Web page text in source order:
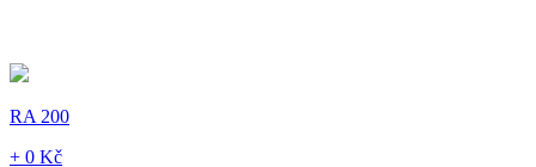
RA 200
+ 0 Kč